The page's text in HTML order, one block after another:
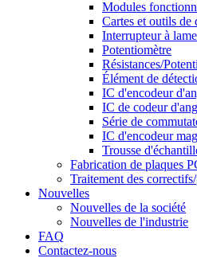
Modules
Cartes et outils de
Interrupteur à
Potentiomètre
Résistances/
Élément de
IC d'encodeur
IC de codeur
Série de
IC d'encodeur
Trousse
Fabrication de plaques
Traitement des
Nouvelles
Nouvelles de la société
Nouvelles de l'industrie
FAQ
Contactez-nous